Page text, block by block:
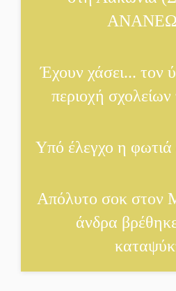
Έχουν χάσει... τον
περιοχή
Υπό έλεγχο η
Απόλυτο σοκ στον
άνδρα